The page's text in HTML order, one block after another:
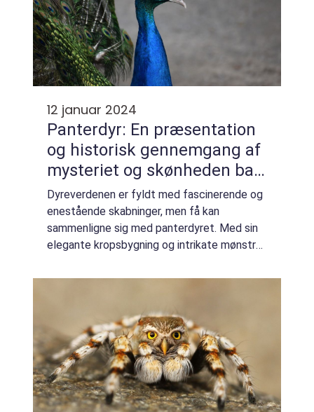
12 januar 2024
Panterdyr: En præsentation
og historisk gennemgang af
mysteriet og skønheden bag
disse majestætiske
skabninger
Dyreverdenen er fyldt med fascinerende og
enestående skabninger, men få kan
sammenligne sig med panterdyret. Med sin
elegante kropsbygning og intrikate mønstre
vores opmærksomhed og nysgerrighed. I